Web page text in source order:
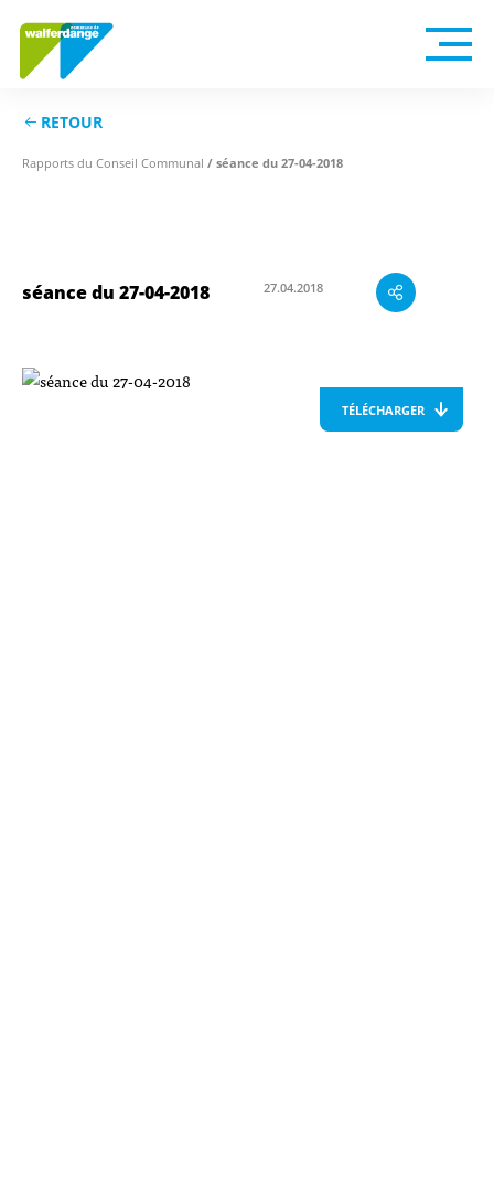
RETOUR
Rapports du Conseil Communal / séance du 27-04-2018
séance du 27-04-2018 27.04.2018
TÉLÉCHARGER